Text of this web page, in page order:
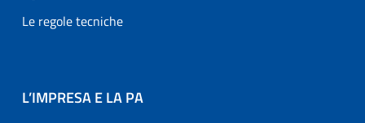
Le regole tecniche
L’IMPRESA E LA PA